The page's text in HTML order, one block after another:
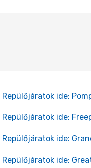
Repülőjáratok ide:
Repülőjáratok ide:
Repülőjáratok ide:
Repülőjáratok ide: